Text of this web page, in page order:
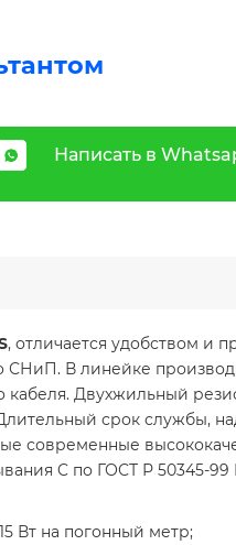
Написать в
, отличается удобством и
СНиП. В линейке
кабеля. Двухжильный
срок службы,
современные
C по ГОСТ Р 50345-99
Вт на погонный метр;